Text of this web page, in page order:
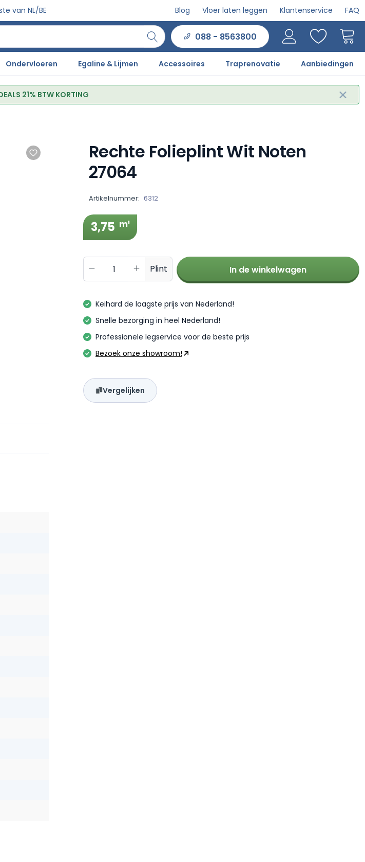
van NL/BE Blog Vloer laten leggen Klantenservice FAQ
088 - 8563800
Ondervloeren Egaline & Lijmen Accessoires Traprenovatie Aanbiedingen
21% BTW KORTING
Rechte Folieplint Wit Noten
27064
Artikelnummer: 6312
3,75 m¹
Producthoeveelheid: Voer de gewenste
Plint In de winkelwagen
Keihard de laagste prijs van Nederland!
Snelle bezorging in heel Nederland!
Professionele legservice voor de beste prijs
Bezoek onze showroom!
Vergelijken